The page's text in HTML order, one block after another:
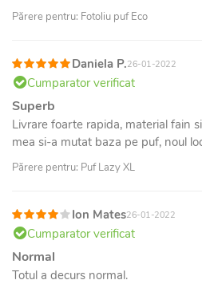
Părere pentru: Fotoliu puf Eco
Daniela P.26-01-2022
Cumparator verificat
Superb
Livrare foarte rapida, material fain
mea si-a mutat baza pe puf, noul
Părere pentru: Puf Lazy XL
Ion Mates26-01-2022
Cumparator verificat
Normal
Totul a decurs normal.